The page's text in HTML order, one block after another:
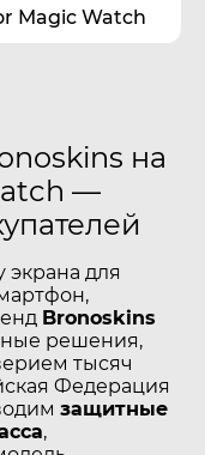
Magic Watch
на
—
для
Bronoskins
решения,
тысяч
Федерация
защитные
,